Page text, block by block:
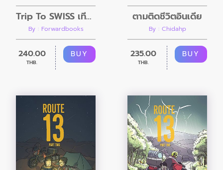
Trip To SWISS เที่ยวสวิตเซอร์แลนด์
By : Forwardbooks
240.00
THB.
BUY
ตามติดชีวิตอินเดีย
By : Chidahp
235.00
THB.
BUY